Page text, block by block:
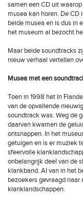
samen een CD uit
musea kan horen. De CD
beide musea en is dus in
het museum al bezocht
Maar beide soundtracks
nieuw verhaal vertellen
Musea met een
Toen in 1998 het In
van de opvallende
soundtrack was. Weg de
daarvan kwamen de
ontsnappen. In het
getuigen en is er muziek
sfeervolle
onbelangrijk deel van de
klankband. Al van in het
bezoekers gevraagd
klanklandschappen.